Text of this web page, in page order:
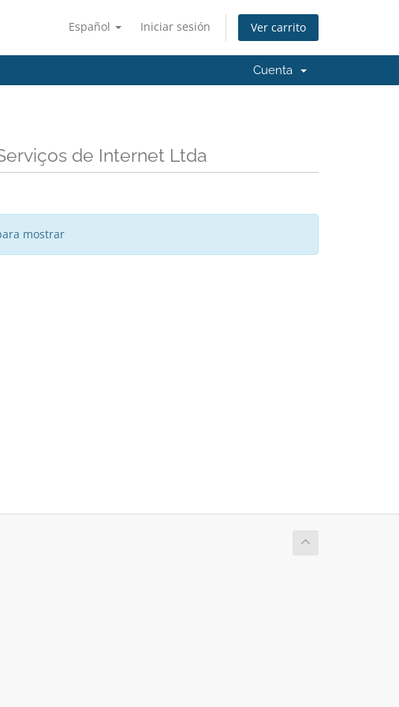
Español Iniciar sesión Ver carrito
Cuenta
de Internet Ltda
mostrar